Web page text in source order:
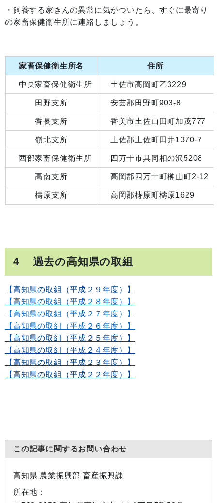
・飼養する家きんの異常に気がついたら、すぐに最寄り
の家畜保健衛生所に連絡しましょう。
家畜保健衛生所名 住所
中央家畜保健衛生所 土佐市高岡町乙3229
田野支所 安芸郡田野町903-8
香長支所 香美市土佐山田町加茂777
嶺北支所 土佐郡土佐町田井1370-7
西部家畜保健衛生所 四万十市具同相の沢5208
高南支所 高岡郡四万十町榊山町2-12
檮原支所 高岡郡梼原町檮原1629
４ 過去の高知県の取組
【高知県の取組（平成２９年度）】
【高知県の取組（平成２８年度）】
【高知県の取組（平成２７年度）】
【高知県の取組（平成２６年度）】
【高知県の取組（平成２５年度）】
【高知県の取組（平成２４年度）】
【高知県の取組（平成２３年度）】
【高知県の取組（平成２２年度）】
この記事に関するお問い合わせ
高知県 農業振興部 畜産振興課
所在地：